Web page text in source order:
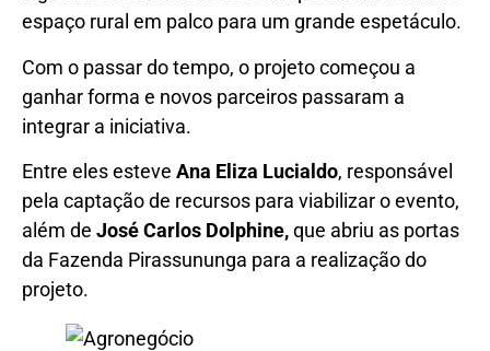
espaço rural em palco para um grande espetáculo.
Com o passar do tempo, o projeto começou a
ganhar forma e novos parceiros passaram a
integrar a iniciativa.
Entre eles esteve Ana Eliza Lucialdo, responsável
pela captação de recursos para viabilizar o evento,
além de José Carlos Dolphine,que abriu as portas
da Fazenda Pirassununga para a realização do
projeto.